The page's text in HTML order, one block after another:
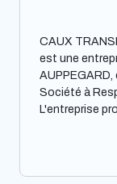
CAUX
est une
Société à
L'entreprise
ainsi que